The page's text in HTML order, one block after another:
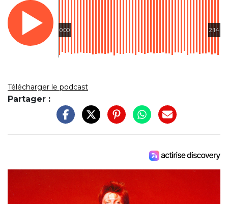
0:00 2:14
Télécharger le podcast
Partager :